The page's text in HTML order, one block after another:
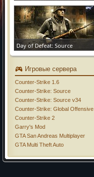
ЗАКАЗАТЬ СЕРВЕР
Day of Defeat: Source
ЗАКАЗАТЬ СЕРВЕР
Игровые сервера
Counter-Strike 1.6
Counter-Strike: Source
Counter-Strike: Source v34
Counter-Strike: Global Offensive
Counter-Strike 2
Garry's Mod
GTA San Andreas Multiplayer
GTA Multi Theft Auto